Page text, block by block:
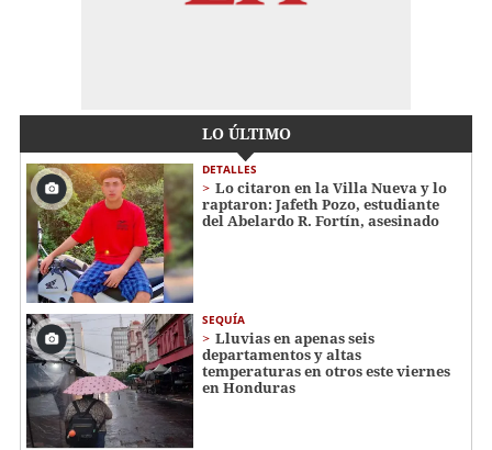
LO ÚLTIMO
DETALLES
Lo citaron en la Villa Nueva y lo
raptaron: Jafeth Pozo, estudiante
del Abelardo R. Fortín, asesinado
SEQUÍA
Lluvias en apenas seis
departamentos y altas
temperaturas en otros este viernes
en Honduras